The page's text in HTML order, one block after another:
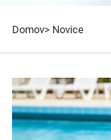
Domov> Novice